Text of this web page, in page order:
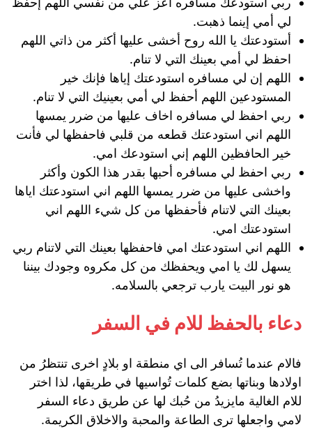
لي أمي إينما ذهبت.
أستودعتك يا الله روح أخشى عليها أكثر من ذاتي اللهم
احفظ لي أمي بعينك التي لا تنام.
اللهم إن لي مسافره استودعتك إياها فإنك خير
المستودعين اللهم أحفظ لي أمي بعينيك التي لا تنام.
ربي احفظ لي مسافره اخاف عليها من ضرر يمسها
اللهم اني استودعتك قطعه من قلبي فاحفظها لي فأنت
خير الحافظين اللهم إني استودعك امي.
ربي احفظ لي مسافره أحبها بقدر هذا الكون وأكثر
واخشى عليها من ضرر يمسها اللهم اني استودعتك اياها
بعينك التي لاتنام فأحفظها من كل شيء اللهم اني
استودعتك امي.
اللهم اني استودعتك امي فاحفظها بعينك التي لاتنام ربي
يسهل لك يا امي ويحفظك من كل مكروه وجودك بيننا
هو نور البيت يارب ترجعي بالسلامه.
دعاء بالحفظ للام في السفر
فالام عندما تُسافر الى اي منطقة او بلادٍ اخرى تنتظرُ من
اولادها وبناتها بضع كلمات تُواسيها في طريقها، لذا اختر
للام الغالية مايزيدُ من حُبك لها عن طريق دعاء السفر
لامي واجعلها ترى الطاعة والمحبة والاخلاق الكريمة.